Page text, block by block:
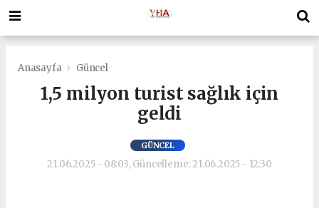
Anasayfa Güncel
1,5 milyon turist sağlık için
geldi
GÜNCEL
21.06.2025 - 08:03, Güncelleme: 21.06.2025 - 12:30